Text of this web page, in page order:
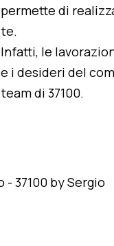
permette di
te.
Infatti, le
e i desideri del
team di 37100.